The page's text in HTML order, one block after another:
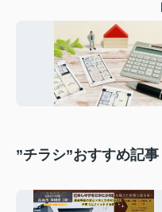
”チラシ”おすすめ記事